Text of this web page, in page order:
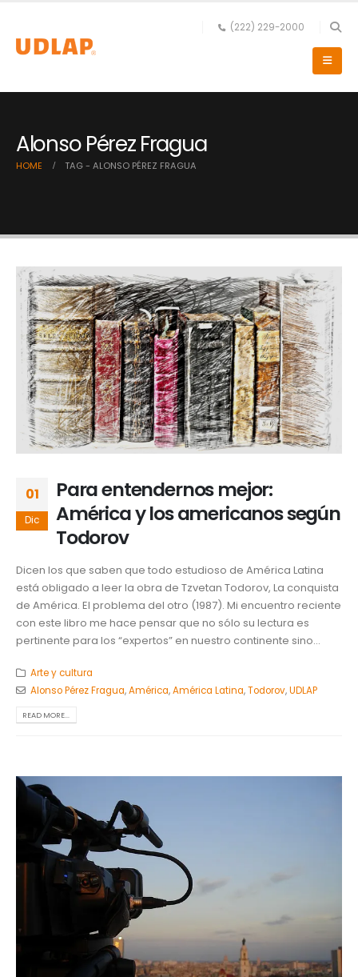
(222) 229-2000
Alonso Pérez Fragua
HOME TAG - ALONSO PÉREZ FRAGUA
01
Dic
Para entendernos mejor:
América y los americanos según
Todorov
Dicen los que saben que todo estudioso de América Latina
está obligado a leer la obra de Tzvetan Todorov, La conquista
de América. El problema del otro (1987). Mi encuentro reciente
con este libro me hace pensar que no sólo su lectura es
pertinente para los “expertos” en nuestro continente sino...
Arte y cultura
Alonso Pérez Fragua,América,América Latina,Todorov,UDLAP
READ MORE...